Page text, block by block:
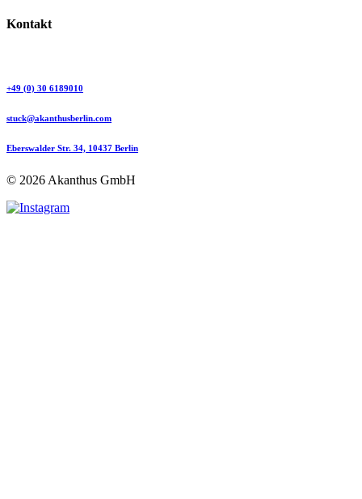
Kontakt
+49 (0) 30 6189010
stuck@akanthusberlin.com
Eberswalder Str. 34, 10437 Berlin
© 2026 Akanthus GmbH